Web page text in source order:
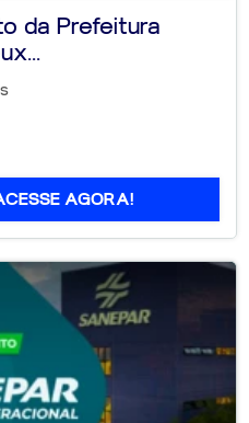
da Prefeitura
AGORA!